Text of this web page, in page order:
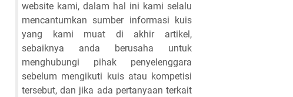
website kami, dalam hal ini kami selalu
mencantumkan sumber informasi kuis
yang kami muat di akhir artikel,
sebaiknya anda berusaha untuk
menghubungi pihak penyelenggara
sebelum mengikuti kuis atau kompetisi
tersebut, dan jika ada pertanyaan terkait